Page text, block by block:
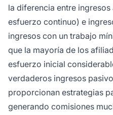
la diferencia entre
esfuerzo continuo) e
ingresos con un trabajo
que la mayoría de los
esfuerzo inicial
verdaderos ingresos
proporcionan estrategias
generando comisiones